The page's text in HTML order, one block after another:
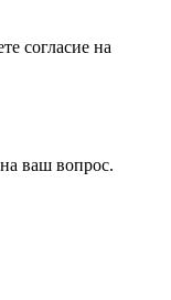
согласие на
ваш вопрос.